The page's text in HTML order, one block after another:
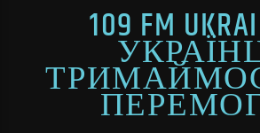
109 FM